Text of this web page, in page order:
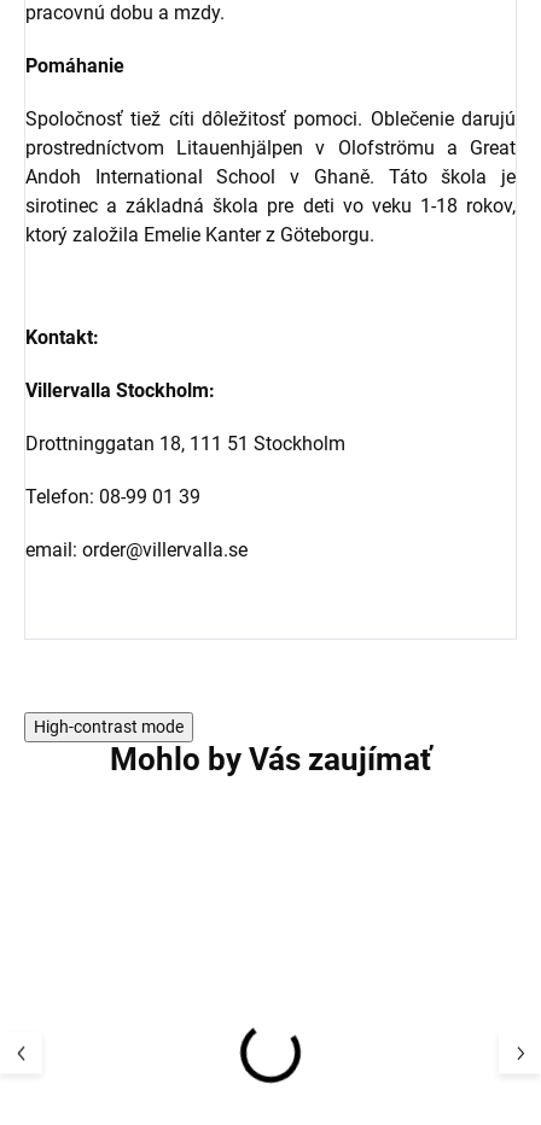
pracovnú dobu a mzdy.
Pomáhanie
Spoločnosť tiež cíti dôležitosť pomoci. Oblečenie darujú
prostredníctvom Litauenhjälpen v Olofströmu a Great
Andoh International School v Ghaně. Táto škola je
sirotinec a základná škola pre deti vo veku 1-18 rokov,
ktorý založila Emelie Kanter z Göteborgu.
Kontakt:
Villervalla Stockholm:
Drottninggatan 18, 111 51 Stockholm
Telefon: 08-99 01 39
email: order@villervalla.se
High-contrast mode
Mohlo by Vás zaujímať